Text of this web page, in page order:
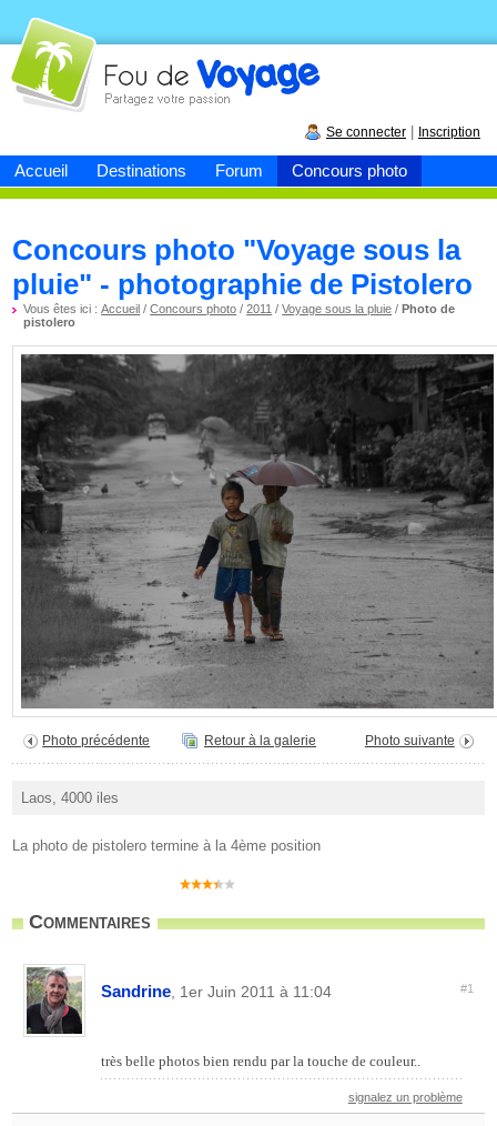
Accueil Destinations Forum Concours photo
Fou devoyage
Se connecter Inscription
Concours photo "Voyage sous la
pluie" - photographie de Pistolero
Vous êtes ici :Accueil /Concours photo /2011 /Voyage sous la pluie /Photo de
pistolero
Photo précédente Retour à la galerie Photo suivante
Laos, 4000 iles
La photo de pistolero termine à la 4ème position
Commentaires
Sandrine , 1er Juin 2011 à 11:04 #1
très belle photos bien rendu par la touche de couleur..
signalez un problème